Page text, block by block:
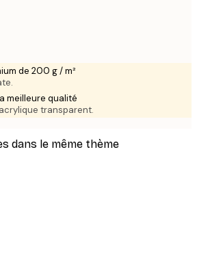
de 200 g / m²
meilleure qualité
transparent.
dans le même thème